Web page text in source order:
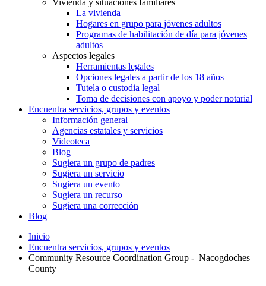
La vivienda
Hogares en grupo para jóvenes adultos
Programas de habilitación de día para jóvenes
adultos
Aspectos legales
Herramientas legales
Opciones legales a partir de los 18 años
Tutela o custodia legal
Toma de decisiones con apoyo y poder notarial
Encuentra servicios, grupos y eventos
Información general
Agencias estatales y servicios
Videoteca
Blog
Sugiera un grupo de padres
Sugiera un servicio
Sugiera un evento
Sugiera un recurso
Sugiera una corrección
Blog
Inicio
Encuentra servicios, grupos y eventos
Community Resource Coordination Group - Nacogdoches
County